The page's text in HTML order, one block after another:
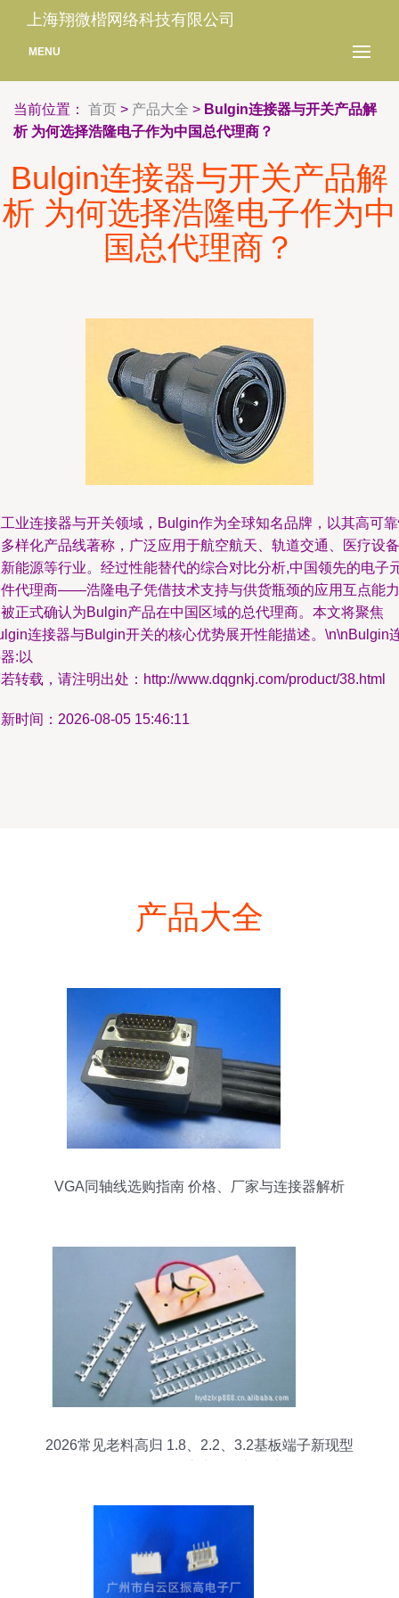
上海翔微楷网络科技有限公司
MENU
当前位置： 首页 > 产品大全 > Bulgin连接器与开关产品解
析 为何选择浩隆电子作为中国总代理商？
Bulgin连接器与开关产品解
析 为何选择浩隆电子作为中
国总代理商？
业连接器与开关领域，Bulgin作为全球知名品牌，以其高可
样化产品线著称，广泛应用于航空航天、轨道交通、医疗设备
能源等行业。经过性能替代的综合对比分析,中国领先的电子
代理商——浩隆电子凭借技术支持与供货瓶颈的应用互点能
正式确认为Bulgin产品在中国区域的总代理商。本文将聚焦
连接器与Bulgin开关的核心优势展开性能描述。\n\nBulgin
:以
转载，请注明出处：http://www.dqgnkj.com/product/38.html
时间：2026-08-05 15:46:11
产品大全
VGA同轴线选购指南 价格、厂家与连接器解析
2026常见老料高归 1.8、2.2、3.2基板端子新现型